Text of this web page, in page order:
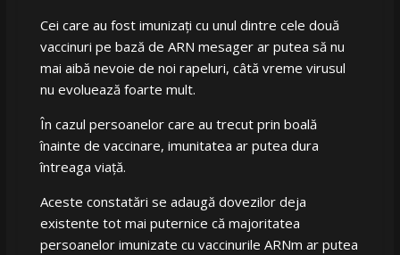
Cei care au fost imunizați cu unul dintre cele două
vaccinuri pe bază de ARN mesager ar putea să nu
mai aibă nevoie de noi rapeluri, câtă vreme virusul
nu evoluează foarte mult.
În cazul persoanelor care au trecut prin boală
înainte de vaccinare, imunitatea ar putea dura
întreaga viață.
Aceste constatări se adaugă dovezilor deja
existente tot mai puternice că majoritatea
persoanelor imunizate cu vaccinurile ARNm ar putea